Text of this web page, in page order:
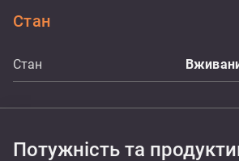
Стан
Стан
Потужність та